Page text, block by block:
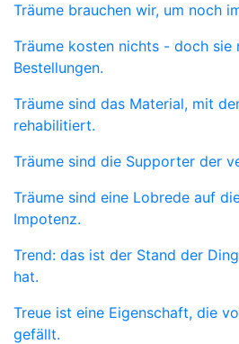
Träume brauchen wir, um noch
Träume kosten nichts - doch sie
Bestellungen.
Träume sind das Material, mit
rehabilitiert.
Träume sind die Supporter der
Träume sind eine Lobrede auf
Impotenz.
Trend: das ist der Stand der
hat.
Treue ist eine Eigenschaft, die
gefällt.